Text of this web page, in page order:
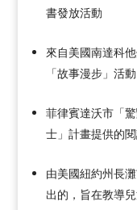
書發放活動
來自美國南達科
「故事漫步」活動
菲律賓達沃市「
士」計畫提供的
由美國紐約州長
出的，旨在教導